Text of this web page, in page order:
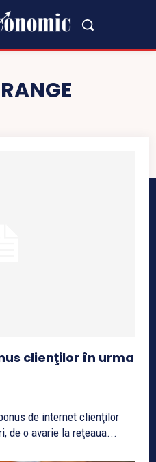
clienţilor în urma
de internet clienţilor
de o avarie la reţeaua...